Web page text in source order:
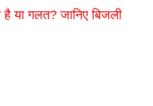
या गलत? जानिए बिजली